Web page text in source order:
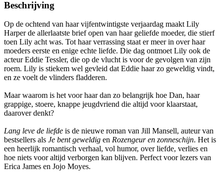
Beschrijving
Op de ochtend van haar vijfentwintigste verjaardag maakt Lily
Harper de allerlaatste brief open van haar geliefde moeder, die stierf
toen Lily acht was. Tot haar verrassing staat er meer in over haar
moeders eerste en enige echte liefde. Die dag ontmoet Lily ook de
acteur Eddie Tessler, die op de vlucht is voor de gevolgen van zijn
roem. Lily is stiekem wel gevleid dat Eddie haar zo geweldig vindt,
en ze voelt de vlinders fladderen.
Maar waarom is het voor haar dan zo belangrijk hoe Dan, haar
grappige, stoere, knappe jeugdvriend die altijd voor klaarstaat,
daarover denkt?
Lang leve de liefde is de nieuwe roman van Jill Mansell, auteur van
bestsellers als Je bent geweldig en Rozengeur en zonneschijn. Het is
een heerlijk romantisch verhaal, vol humor, over liefde, verlies en
hoe niets voor altijd verborgen kan blijven. Perfect voor lezers van
Erica James en Jojo Moyes.